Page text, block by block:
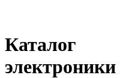
Каталог
электроники